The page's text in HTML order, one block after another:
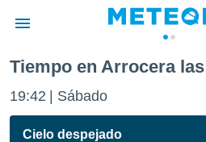
de
ha
Tiempo en Arrocera
19:42 Sábado
Cielo despejado